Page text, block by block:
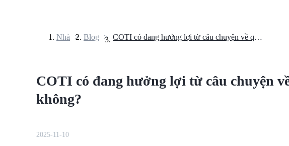
Nhà > Blog > COTI có đang hưởng lợi từ câu chuyện về quyền riêng tư không?
COTI có đang hưởng lợi từ câu chuyện
không?
2025-11-10